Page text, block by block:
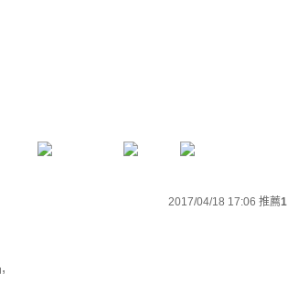
2017/04/18 17:06 推薦1